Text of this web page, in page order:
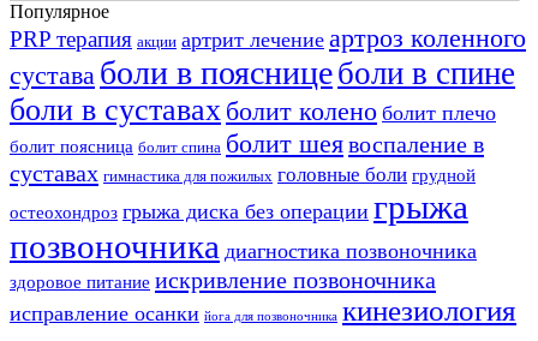
Популярное
PRP терапия акции артрит лечение артроз коленного
сустава боли в поясницеболи в спине
боли в суставах болит колено болит плечо
болит поясница болит спина болит шеявоспаление в
суставах гимнастика для пожилых головные боли грудной
остеохондроз грыжа диска без операции грыжа
позвоночника диагностика позвоночника
здоровое питание искривление позвоночника
исправление осанки йога для позвоночника кинезиология